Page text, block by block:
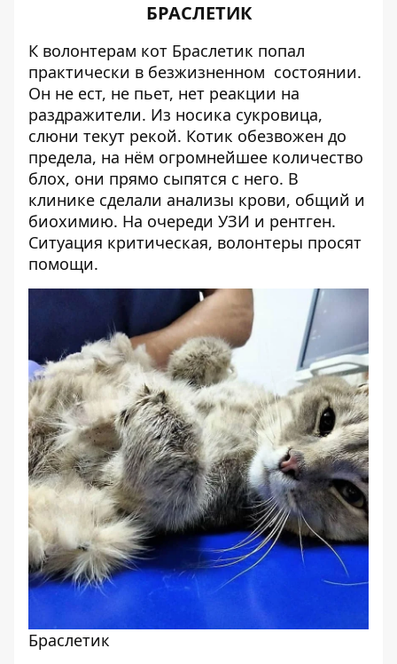
БРАСЛЕТИК
К волонтерам кот Браслетик попал
практически в безжизненном состоянии.
Он не ест, не пьет, нет реакции на
раздражители. Из носика сукровица,
слюни текут рекой. Котик обезвожен до
предела, на нём огромнейшее количество
блох, они прямо сыпятся с него. В
клинике сделали анализы крови, общий и
биохимию. На очереди УЗИ и рентген.
Ситуация критическая, волонтеры просят
помощи.
Браслетик